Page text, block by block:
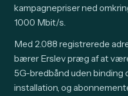
kampagnepriser ned
1000 Mbit/s.
Med 2.088 registrerede
bærer Erslev præg af at
5G-bredbånd uden binding
installation, og